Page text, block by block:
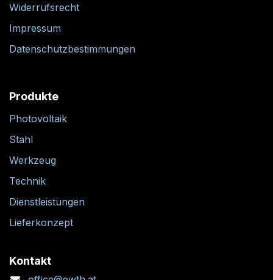
Widerrufsrecht
Impressum
Datenschutzbestimmungen
Produkte
Photovoltaik
Stahl
Werkzeug
Technik
Dienstleistungen
Lieferkonzept
Kontakt